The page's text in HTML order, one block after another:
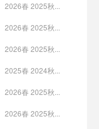
2026春 2025秋...
2026春 2025秋...
2026春 2025秋...
2025春 2024秋...
2026春 2025秋...
2026春 2025秋...